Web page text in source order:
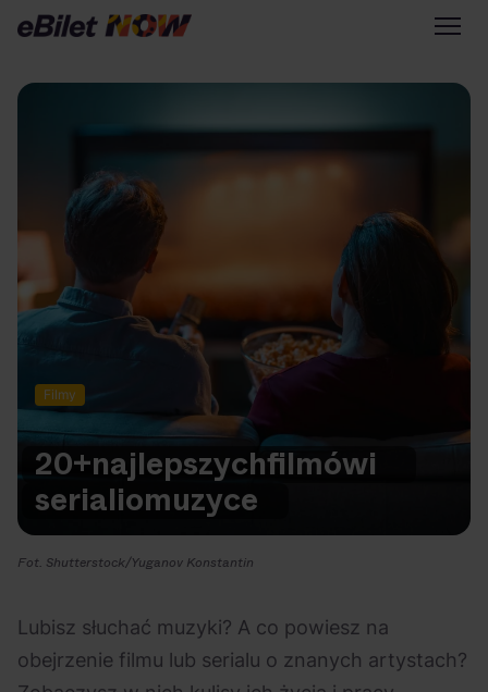
Tylko na eBilet
Zapisz się na newsletter
Przejdź na eBilet.pl
Na czasie
Polecane Scena Impostora 06.08.2026 eBilet Festiwal
Warto sprawdzić na eBilet
Scena Główna
Scena Impostora
Historia jednej piosenki
Poza nurtem
Poznaj Polskę
Kultura Osobista
Filmy
20+najlepszychfilmówi
serialiomuzyce
Fot. Shutterstock/Yuganov Konstantin
Lubisz słuchać muzyki? A co powiesz na
obejrzenie filmu lub serialu o znanych artystach?